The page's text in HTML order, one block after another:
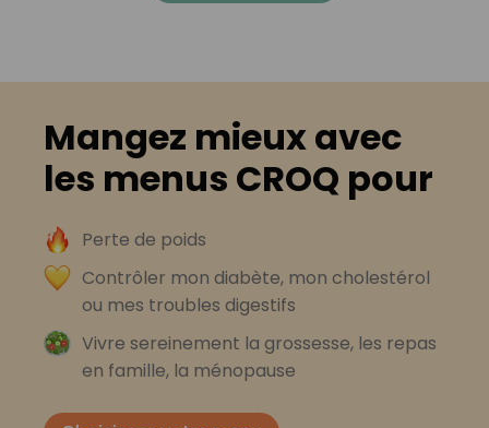
Mangez mieux avec
les menus CROQ pour
Perte de poids
Contrôler mon diabète, mon cholestérol
ou mes troubles digestifs
Vivre sereinement la grossesse, les repas
en famille, la ménopause